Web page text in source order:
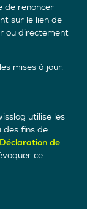
de renoncer
sur le lien de
ou directement
mises à jour.
utilise les
des fins de
Déclaration de
ce